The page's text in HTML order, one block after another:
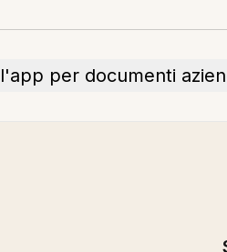
per documenti